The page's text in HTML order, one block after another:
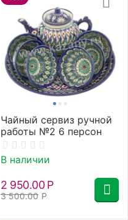
Чайный сервиз ручной
работы №2 6 персон
В наличии
3 500.00 Р
2 950.00 Р